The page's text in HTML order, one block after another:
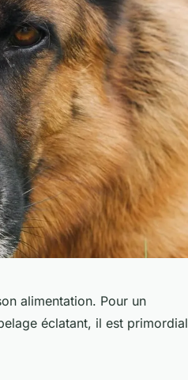
alimentation. Pour un
éclatant, il est primordial